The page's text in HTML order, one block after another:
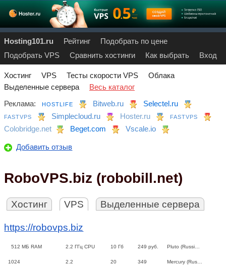
Hosting101.ru Рейтинг
Подобрать по цене
Подобрать VPS
Сравнить хостинги Как выбрать Вход
Хостинг VPS Тесты скорости VPS
Облака
Выделенные сервера
Весь каталог
Реклама:
HOSTLIFE Bitweb.ru Selectel.ru
FASTVPS Simplecloud.ru Hoster.ru FASTVPS
Colobridge.net Beget.com Vscale.io
Добавить отзыв
RoboVPS.biz (robobill.net)
Хостинг VPS Выделенные сервера
https://robovps.biz
512 МБ RAM 2.2 ГГц CPU 10 Гб 249 руб. Pluto (Russi…
1024 2.2 20 349 Mercury (Rus…